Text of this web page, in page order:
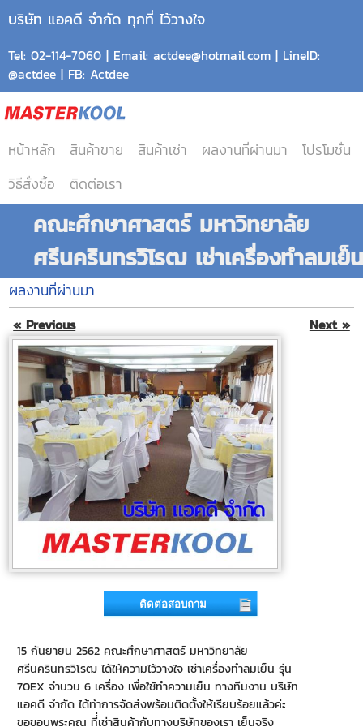
บริษัท แอคดี จำกัด ทุกที่ ไว้วางใจ
Tel: 02-114-7060 | Email: actdee@hotmail.com | LineID:
@actdee | FB: Actdee
หน้าหลัก สินค้าขาย สินค้าเช่า ผลงานที่ผ่านมา
โปรโมชั่น
วิธีสั่งซื้อ
ติดต่อเรา
คณะศึกษาศาสตร์ มหาวิทยาลัย
ศรีนครินทรวิโรฒ เช่าเครื่องทำลมเย็น
ผลงานที่ผ่านมา
« Previous Next »
15 กันยายน 2562 คณะศึกษาศาสตร์ มหาวิทยาลัย
ศรีนครินทรวิโรฒ ได้ให้ความไว้วางใจ เช่าเครื่องทำลมเย็น รุ่น
70EX จำนวน 6 เครื่อง เพื่อใช้ทำความเย็น ทางทีมงาน บริษัท
แอคดี จำกัด ได้ทำการจัดส่งพร้อมติดตั้งให้เรียบร้อยแล้วค่ะ
ขอขอบพระคุณ ที่่เช่าสินค้ากับทางบริษัทของเรา เย็นจริง